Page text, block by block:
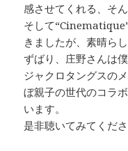
感させてくれる、そ
そして
きましたが、素晴ら
ずばり、庄野さんは
ジャクロタングスの
ぼ親子の世代のコラ
います。
是非聴いてみてくださ